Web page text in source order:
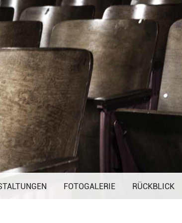
überspringen
FOTOGALERIE RÜCKBLICK